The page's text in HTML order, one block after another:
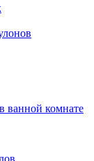
ванной комнате